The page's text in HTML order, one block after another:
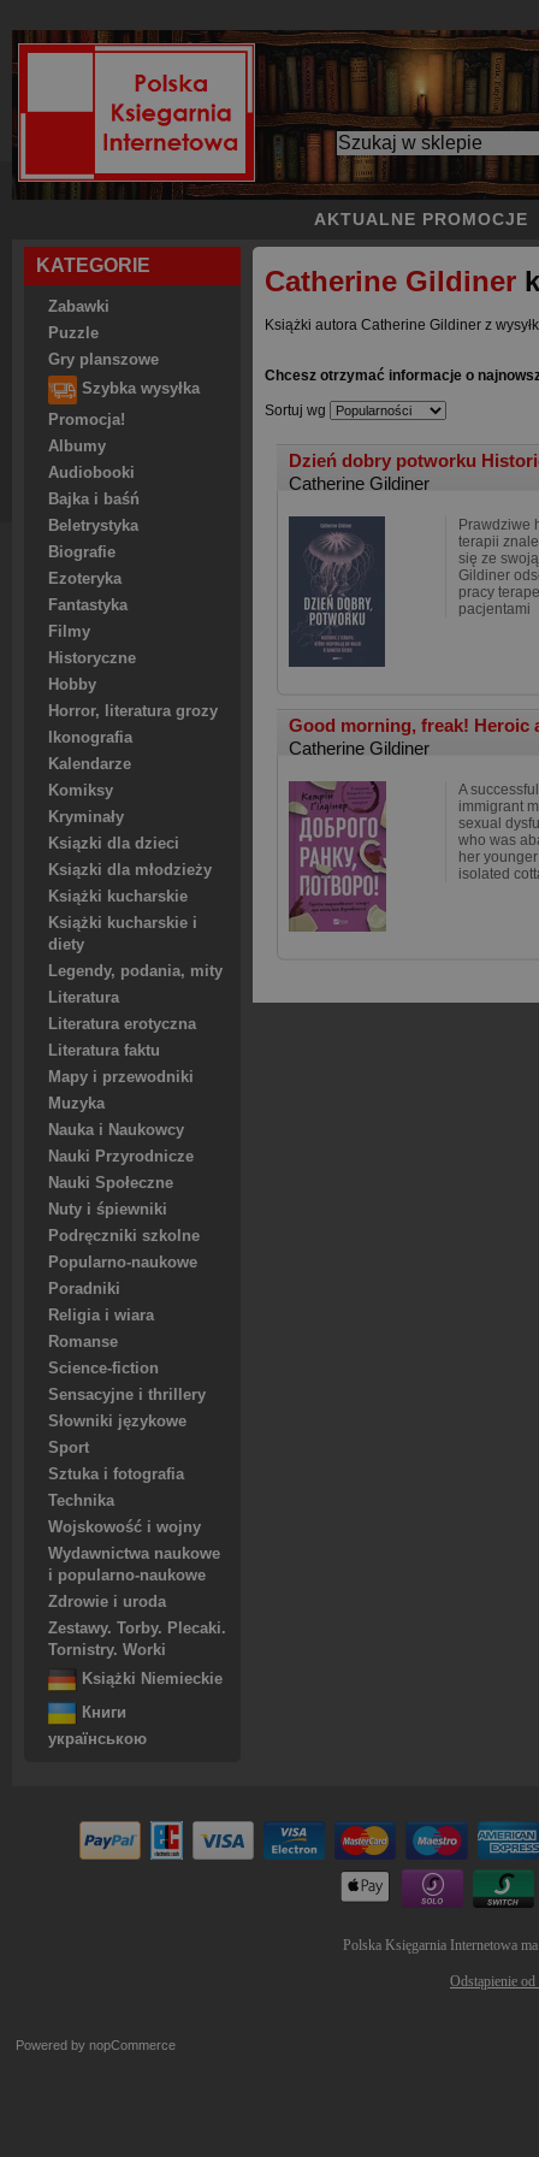
AKTUALNE PROMOCJE
KATEGORIE
Zabawki
Puzzle
Gry planszowe
Szybka wysyłka
Promocja!
Albumy
Audiobooki
Bajka i baśń
Beletrystyka
Biografie
Ezoteryka
Fantastyka
Filmy
Historyczne
Hobby
Horror, literatura grozy
Ikonografia
Kalendarze
Komiksy
Kryminały
Ksiązki dla dzieci
Ksiązki dla młodzieży
Książki kucharskie
Książki kucharskie i
diety
Legendy, podania, mity
Literatura
Literatura erotyczna
Literatura faktu
Mapy i przewodniki
Muzyka
Nauka i Naukowcy
Nauki Przyrodnicze
Nauki Społeczne
Nuty i śpiewniki
Podręczniki szkolne
Popularno-naukowe
Poradniki
Religia i wiara
Romanse
Science-fiction
Sensacyjne i thrillery
Słowniki językowe
Sport
Sztuka i fotografia
Technika
Wojskowość i wojny
Wydawnictwa naukowe
i popularno-naukowe
Zdrowie i uroda
Zestawy. Torby. Plecaki.
Tornistry. Worki
Książki Niemieckie
Книги
українською
Catherine Gildiner
Książki autora Catherine Gildiner z
Chcesz otrzymać informacje o
Sortuj wg
Dzień dobry potworku
Catherine Gildiner
Prawdziwe
terapii
się ze
Gildiner
pracy
pacjentami
Good morning, freak! Heroic
Catherine Gildiner
A
immigrant
sexual
who was
her
isolated
Polska Księgarnia Internetowa
Odstąpienie
Powered by nopCommerce